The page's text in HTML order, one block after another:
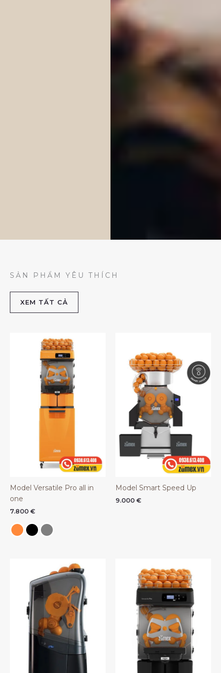
SẢN PHẨM YÊU THÍCH
XEM TẤT CẢ
Model Versatile Pro all in
one
7.800 €
Model Smart Speed Up
9.000 €